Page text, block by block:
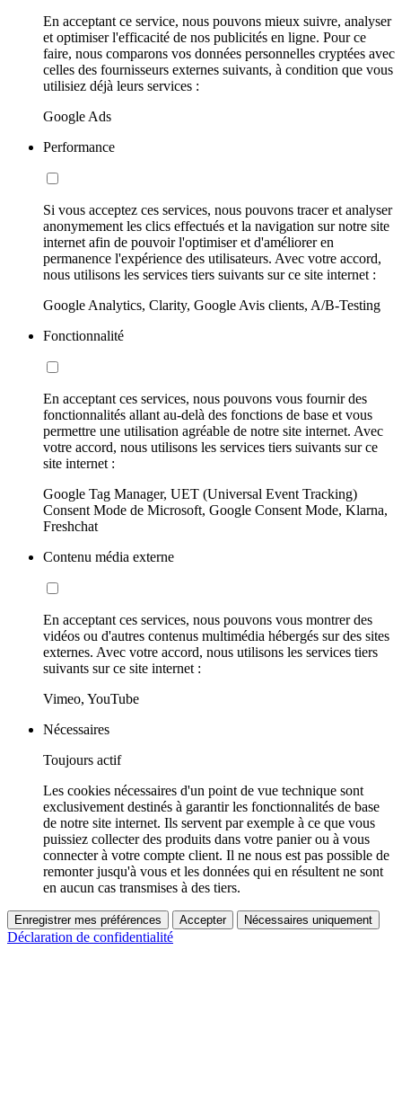
En acceptant ce service, nous pouvons mieux suivre, analyser
et optimiser l'efficacité de nos publicités en ligne. Pour ce
faire, nous comparons vos données personnelles cryptées avec
celles des fournisseurs externes suivants, à condition que vous
utilisiez déjà leurs services :
Google Ads
Performance
Si vous acceptez ces services, nous pouvons tracer et analyser
anonymement les clics effectués et la navigation sur notre site
internet afin de pouvoir l'optimiser et d'améliorer en
permanence l'expérience des utilisateurs. Avec votre accord,
nous utilisons les services tiers suivants sur ce site internet :
Google Analytics, Clarity, Google Avis clients, A/B-Testing
Fonctionnalité
En acceptant ces services, nous pouvons vous fournir des
fonctionnalités allant au-delà des fonctions de base et vous
permettre une utilisation agréable de notre site internet. Avec
votre accord, nous utilisons les services tiers suivants sur ce
site internet :
Google Tag Manager, UET (Universal Event Tracking)
Consent Mode de Microsoft, Google Consent Mode, Klarna,
Freshchat
Contenu média externe
En acceptant ces services, nous pouvons vous montrer des
vidéos ou d'autres contenus multimédia hébergés sur des sites
externes. Avec votre accord, nous utilisons les services tiers
suivants sur ce site internet :
Vimeo, YouTube
Nécessaires
Toujours actif
Les cookies nécessaires d'un point de vue technique sont
exclusivement destinés à garantir les fonctionnalités de base
de notre site internet. Ils servent par exemple à ce que vous
puissiez collecter des produits dans votre panier ou à vous
connecter à votre compte client. Il ne nous est pas possible de
remonter jusqu'à vous et les données qui en résultent ne sont
en aucun cas transmises à des tiers.
Enregistrer mes préférences Accepter Nécessaires uniquement
Déclaration de confidentialité